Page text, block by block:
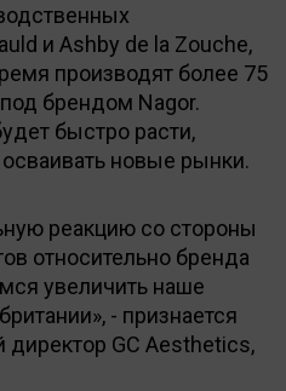
и Ashby de la Zouche,
производят более 75
брендом Nagor.
быстро расти,
новые рынки.
реакцию со стороны
относительно бренда
увеличить наше
- признается
директор GC Aesthetics,